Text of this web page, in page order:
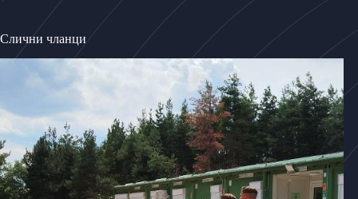
Слични чланци